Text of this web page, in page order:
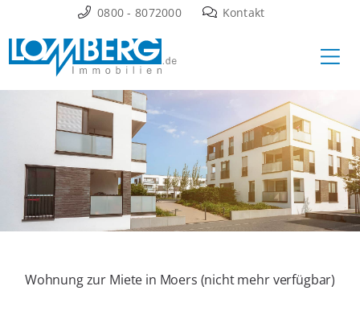
Inhalt
springen
0800 - 8072000 Kontakt
Wohnung zur Miete in Moers (nicht mehr verfügbar)